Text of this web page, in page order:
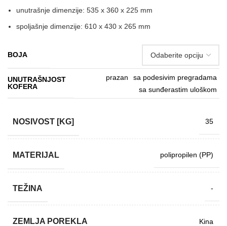
unutrašnje dimenzije: 535 x 360 x 225 mm
spoljašnje dimenzije: 610 x 430 x 265 mm
BOJA
UNUTRAŠNJOST
KOFERA
prazan
sa podesivim pregradama
sa sunđerastim uloškom
NOSIVOST [KG] 35
MATERIJAL polipropilen (PP)
TEŽINA -
ZEMLJA POREKLA Kina